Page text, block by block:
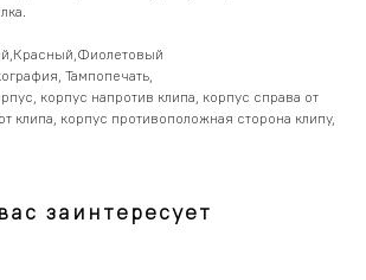
Тампопечать,
корпус напротив клипа, корпус справа от
клипа, корпус противоположная сторона клипу,
заинтересует